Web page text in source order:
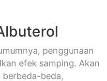
penggunaan
efek samping. Akan
berbeda-beda,